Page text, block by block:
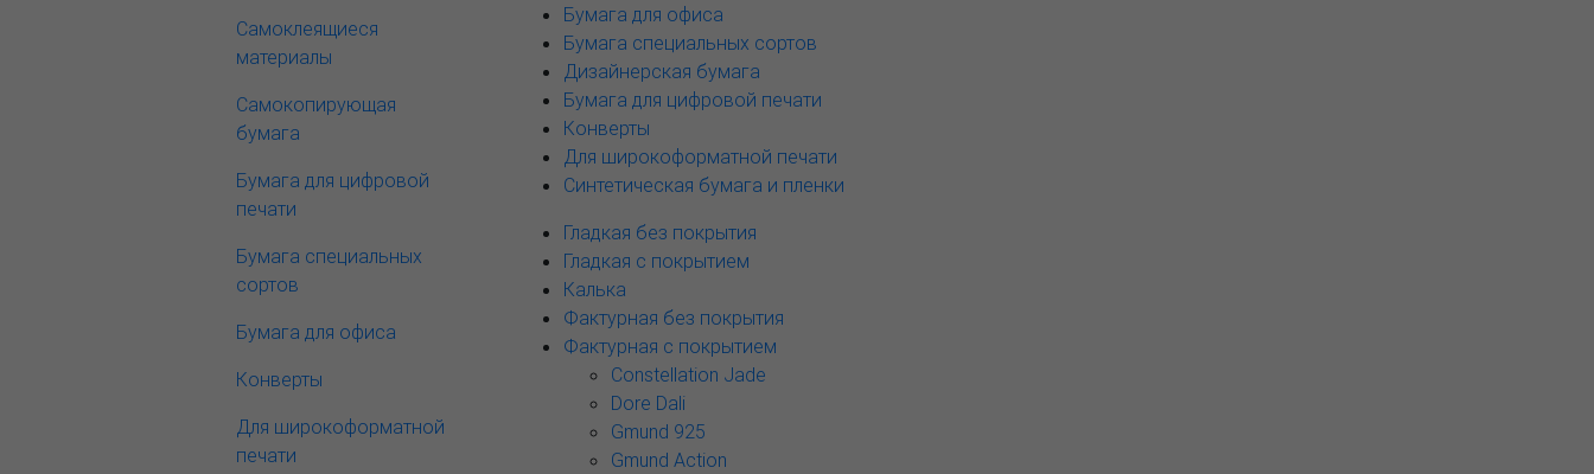
Самоклеящиеся
материалы
Самокопирующая
бумага
Бумага для цифровой
печати
Бумага специальных
сортов
Бумага для офиса
Конверты
Для широкоформатной
печати
Бумага для офиса
Бумага специальных сортов
Дизайнерская бумага
Бумага для цифровой печати
Конверты
Для широкоформатной печати
Синтетическая бумага и пленки
Гладкая без покрытия
Гладкая с покрытием
Калька
Фактурная без покрытия
Фактурная с покрытием
Constellation Jade
Dore Dali
Gmund 925
Gmund Action